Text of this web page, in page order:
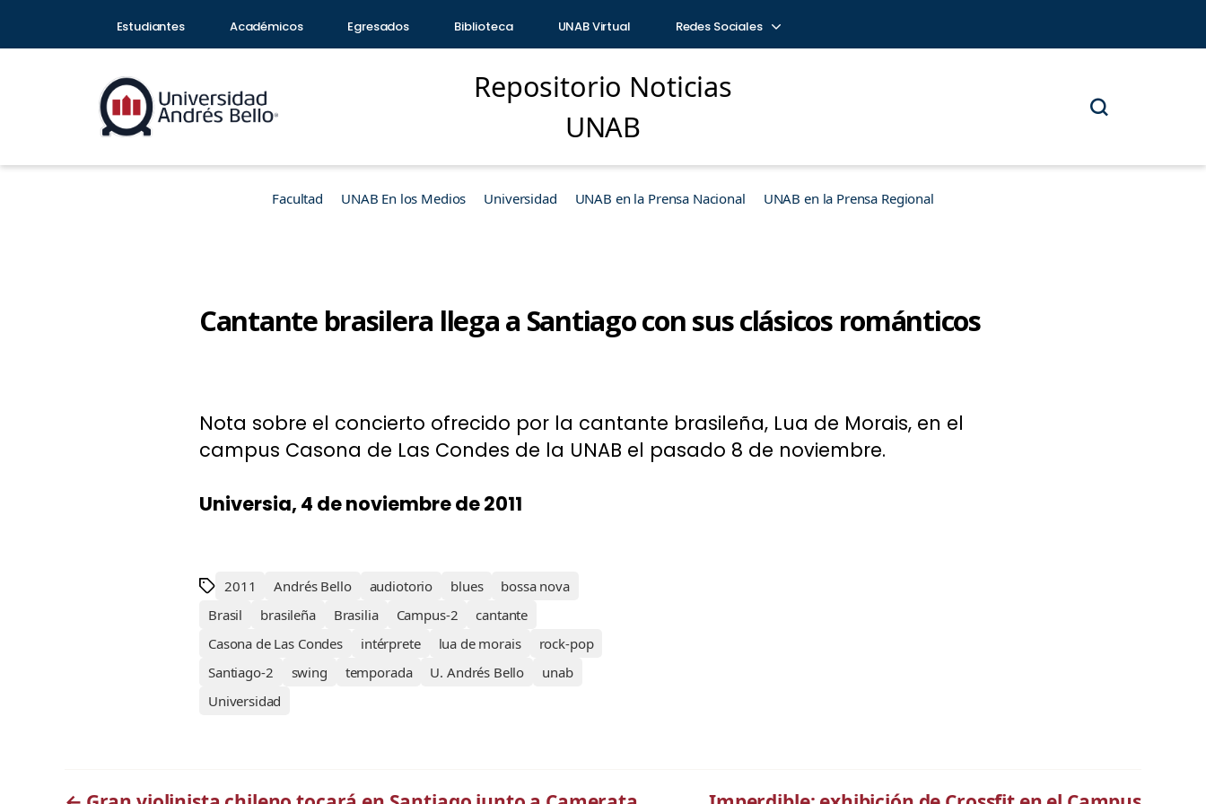
Estudiantes Académicos Egresados Biblioteca UNAB Virtual Redes Sociales
Repositorio Noticias
UNAB
Facultad UNAB En los Medios Universidad UNAB en la Prensa Nacional UNAB en la Prensa Regional
Cantante brasilera llega a Santiago con sus clásicos románticos
Nota sobre el concierto ofrecido por la cantante brasileña, Lua de Morais, en el
campus Casona de Las Condes de la UNAB el pasado 8 de noviembre.
Universia, 4 de noviembre de 2011
2011 Andrés Bello audiotorio blues
bossa nova
Brasil
brasileña Brasilia Campus-2
cantante
Casona de Las Condes
intérprete lua de morais
rock-pop
Santiago-2
swing temporada U. Andrés Bello
unab
Universidad